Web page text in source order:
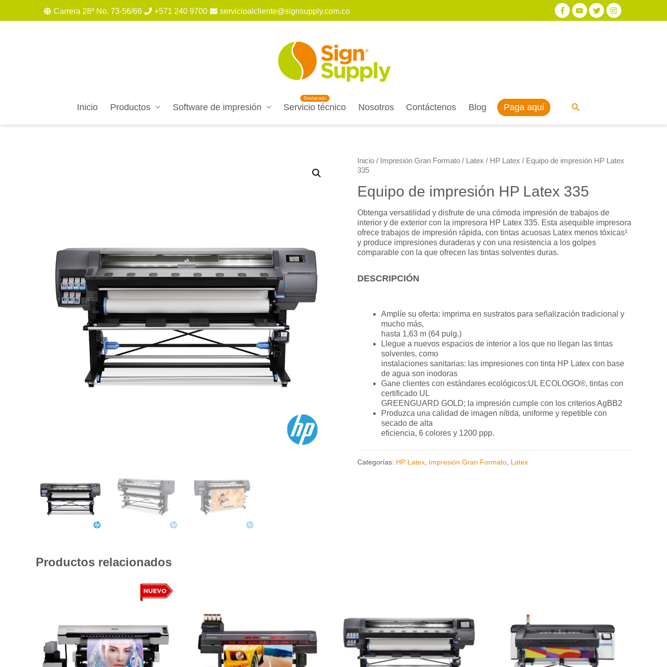
Carrera 28ª No. 73-56/66 +571 240 9700 servicioalcliente@signsupply.com.co
Inicio Productos Software de impresión Servicio técnico Nosotros Contáctenos Blog Paga aquí
Inicio / Impresión Gran Formato / Latex / HP Latex / Equipo de impresión HP Latex
335
Equipo de impresión HP Latex 335
Obtenga versatilidad y disfrute de una cómoda impresión de trabajos de
interior y de exterior con la impresora HP Latex 335. Esta asequible impresora
ofrece trabajos de impresión rápida, con tintas acuosas Latex menos tóxicas¹
y produce impresiones duraderas y con una resistencia a los golpes
comparable con la que ofrecen las tintas solventes duras.
DESCRIPCIÓN
Amplíe su oferta: imprima en sustratos para señalización tradicional y
mucho más,
hasta 1,63 m (64 pulg.)
Llegue a nuevos espacios de interior a los que no llegan las tintas
solventes, como
instalaciones sanitarias: las impresiones con tinta HP Latex con base
de agua son inodoras
Gane clientes con estándares ecológicos:UL ECOLOGO®, tintas con
certificado UL
GREENGUARD GOLD; la impresión cumple con los criterios AgBB2
Produzca una calidad de imagen nítida, uniforme y repetible con
secado de alta
eficiencia, 6 colores y 1200 ppp.
Categorías: HP Latex Impresión Gran Formato Latex
Productos relacionados